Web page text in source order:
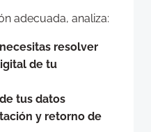
adecuada, analiza:
resolver
de tu
tus datos
y retorno de